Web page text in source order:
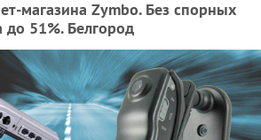
магазина Zymbo. Без спорных
до 51%. Белгород